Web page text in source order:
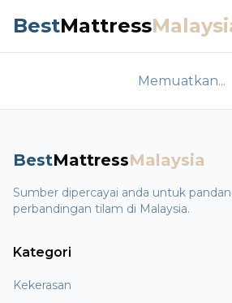
BestMattress
Memuatkan...
BestMattressMalaysia
Sumber dipercayai anda untuk
perbandingan tilam di Malaysia.
Kategori
Kekerasan